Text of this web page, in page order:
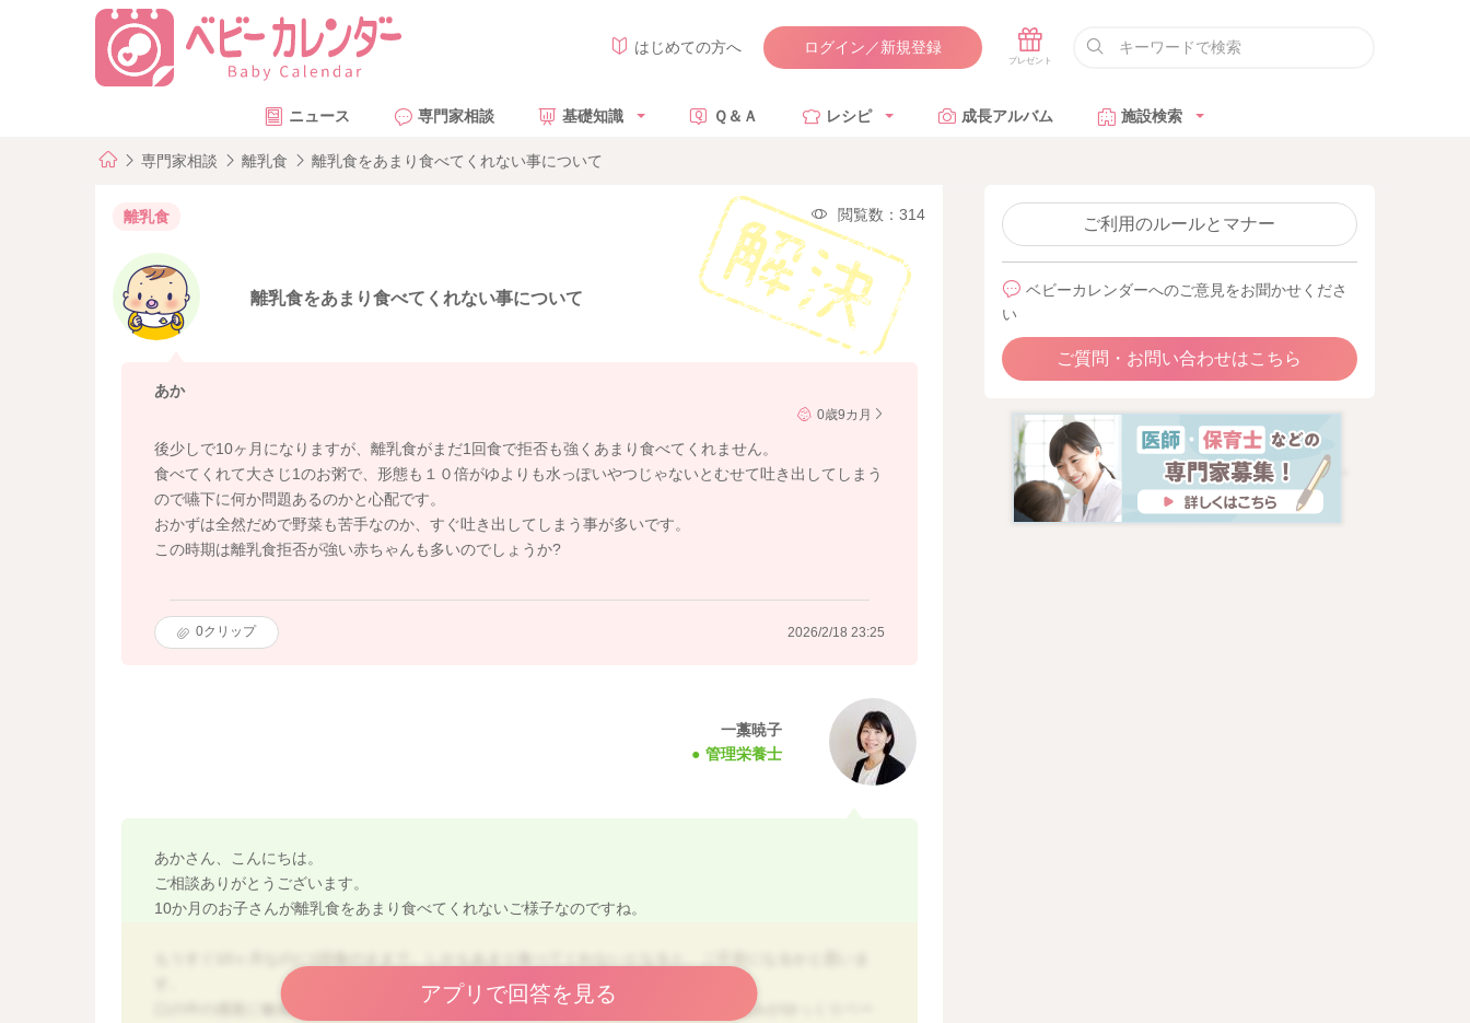
はじめての方へ ログイン／新規登録
ニュース 専門家相談 基礎知識 Ｑ＆Ａ レシピ 成長アルバム 施設検索
専門家相談 離乳食 離乳食をあまり食べてくれない事について
離乳食 閲覧数：314
離乳食をあまり食べてくれない事について
あか
0歳9カ月
後少しで10ヶ月になりますが、離乳食がまだ1回食で拒否も強くあまり食べてくれません。
食べてくれて大さじ1のお粥で、形態も１０倍がゆよりも水っぽいやつじゃないとむせて吐き出してしまう
ので嚥下に何か問題あるのかと心配です。
おかずは全然だめで野菜も苦手なのか、すぐ吐き出してしまう事が多いです。
この時期は離乳食拒否が強い赤ちゃんも多いのでしょうか?
0クリップ 2026/2/18 23:25
一藁暁子
管理栄養士
あかさん、こんにちは。
ご相談ありがとうございます。
10か月のお子さんが離乳食をあまり食べてくれないご様子なのですね。
口の中の感覚に敏感だったり、少しでも粒があるとむせやすいお子さんは、離乳食の進みがゆっくりペー
アプリで回答を見る
ご利用のルールとマナー
ベビーカレンダーへのご意見をお聞かせくださ
い
ご質問・お問い合わせはこちら